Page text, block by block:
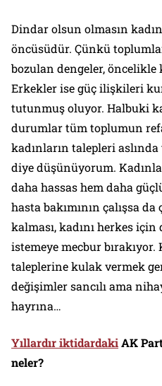
Dindar olsun olmasın
öncüsüdür. Çünkü
bozulan dengeler, öncelikle
Erkekler ise güç ilişkileri
tutunmuş oluyor. Halbuki
durumlar tüm toplumun
kadınların talepleri
diye düşünüyorum.
daha hassas hem daha
hasta bakımının çalışsa
kalması, kadını herkes
istemeye mecbur bırakıyor.
taleplerine kulak vermek
değişimler sancılı ama
hayrına…
Yıllardır iktidardakiAK
neler?